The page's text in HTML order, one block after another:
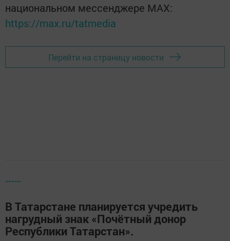
национальном мессенджере MАХ:
https://max.ru/tatmedia
Перейти на страницу новости
-----
В Татарстане планируется учредить
нагрудный знак «Почётный донор
Республики Татарстан».